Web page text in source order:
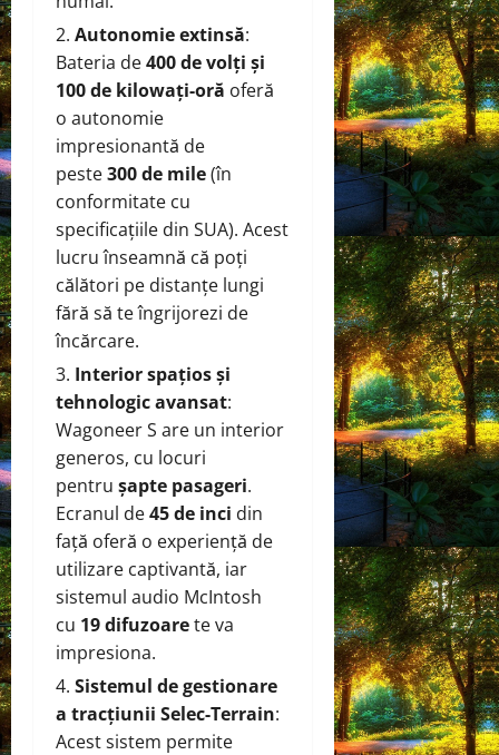
Autonomie extinsă:
Bateria de400 de volți și
100 de kilowați-oră oferă
o autonomie
impresionantă de
peste300 de mile(în
conformitate cu
specificațiile din SUA). Acest
lucru înseamnă că poți
călători pe distanțe lungi
fără să te îngrijorezi de
încărcare.
Interior spațios și
tehnologic avansat:
Wagoneer S are un interior
generos, cu locuri
pentru șapte pasageri.
Ecranul de45 de inci din
față oferă o experiență de
utilizare captivantă, iar
sistemul audio McIntosh
cu 19 difuzoarete va
impresiona.
Sistemul de gestionare
a tracțiunii Selec-Terrain:
Acest sistem permite